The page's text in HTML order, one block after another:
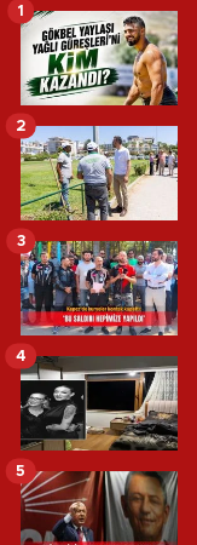
1
2
3
4
5